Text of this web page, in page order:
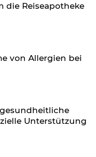
die Reiseapotheke
von Allergien bei
Unterstützung